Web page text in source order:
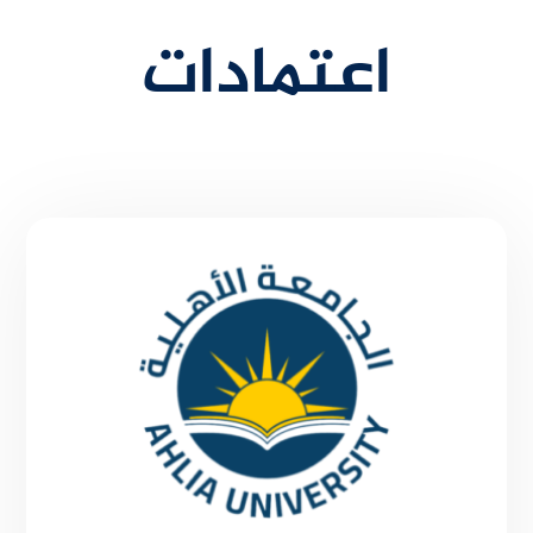
اعتمادات